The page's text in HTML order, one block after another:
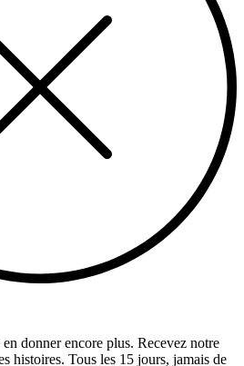
donner encore plus. Recevez notre
histoires. Tous les 15 jours, jamais de